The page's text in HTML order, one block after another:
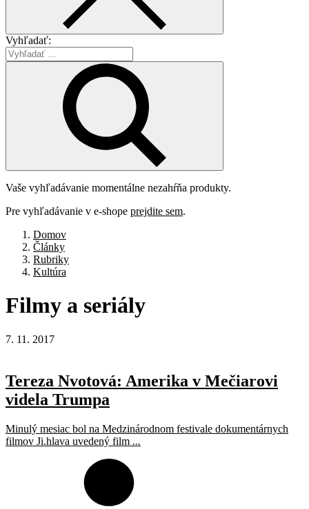
Vyhľadať:
Vaše vyhľadávanie momentálne nezahŕňa produkty.
Pre vyhľadávanie v e-shope prejdite sem.
Domov
Články
Rubriky
Kultúra
Filmy a seriály
7. 11. 2017
Tereza Nvotová: Amerika v Mečiarovi
videla Trumpa
Minulý mesiac bol na Medzinárodnom festivale dokumentárnych
filmov Ji.hlava uvedený film ...